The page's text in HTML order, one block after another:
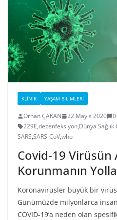
KLINIK YAŞAM BILIMLERI
Orhan ÇAKAN 22 Mayıs 2020
229E,dezenfeksiyon,Dünya Sağlık
SARS,SARS-CoV,who
Covid-19 Virüsün
Korunmanın
Koronavirüsler büyük bir
Günümüzde milyonlarca
COVID-19’a neden olan